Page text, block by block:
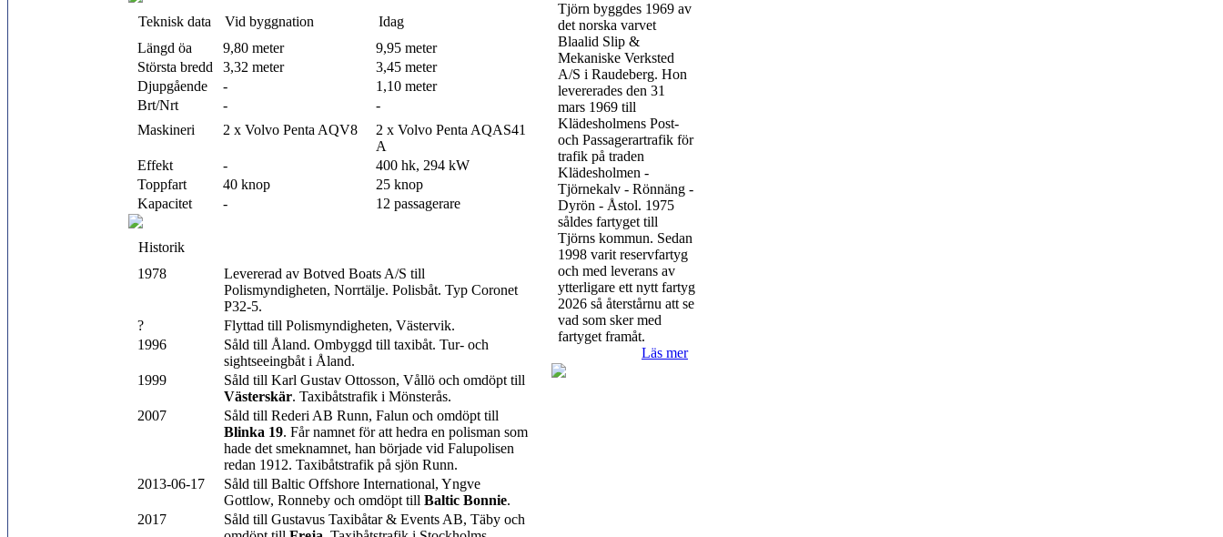
Teknisk data Vid byggnation
Idag
Längd öa
9,80 meter
9,95 meter
Största bredd
3,32 meter
3,45 meter
Djupgående
-
1,10 meter
Brt/Nrt
-
-
Maskineri
2 x Volvo Penta AQV8
2 x Volvo Penta AQAS41
A
Effekt
-
400 hk, 294 kW
Toppfart
40 knop
25 knop
Kapacitet
- 12 passagerare
Historik
1978
Levererad av Botved Boats A/S till
Polismyndigheten, Norrtälje. Polisbåt. Typ Coronet
P32-5.
?
Flyttad till Polismyndigheten, Västervik.
1996
Såld till Åland. Ombyggd till taxibåt. Tur- och
sightseeingbåt i Åland.
1999
Såld till Karl Gustav Ottosson, Vållö och omdöpt till
Västerskär. Taxibåtstrafik i Mönsterås.
2007
Såld till Rederi AB Runn, Falun och omdöpt till
Blinka 19. Får namnet för att hedra en polisman som
hade det smeknamnet, han började vid Falupolisen
redan 1912. Taxibåtstrafik på sjön Runn.
2013-06-17
Såld till Baltic Offshore International, Yngve
Gottlow, Ronneby och omdöpt till Baltic Bonnie.
2017
Såld till Gustavus Taxibåtar & Events AB, Täby och
Tjörn byggdes 1969 av
det norska varvet
Blaalid Slip &
Mekaniske Verksted
A/S i Raudeberg. Hon
levererades den 31
mars 1969 till
Klädesholmens Post-
och Passagerartrafik för
trafik på traden
Klädesholmen -
Tjörnekalv - Rönnäng -
Dyrön - Åstol. 1975
såldes fartyget till
Tjörns kommun. Sedan
1998 varit reservfartyg
och med leverans av
ytterligare ett nytt fartyg
2026 så återstårnu att se
vad som sker med
fartyget framåt.
Läs mer